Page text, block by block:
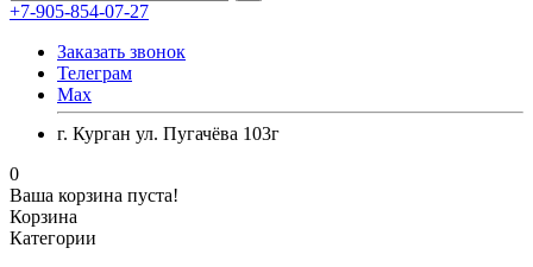
+7-905-854-07-27
Заказать звонок
Телеграм
Max
г. Курган ул. Пугачёва 103г
0
Ваша корзина пуста!
Корзина
Категории